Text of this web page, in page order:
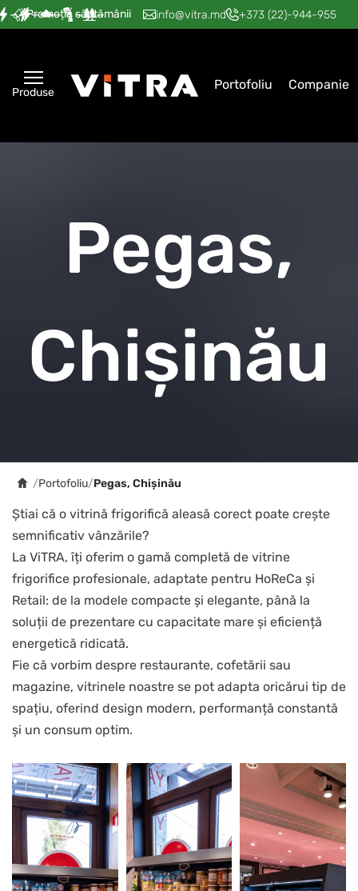
Promoția săptămânii
— — — — — info@vitra.md +373 (22)-944-955
Produse Portofoliu Companie
Pegas,
Chișinău
/Portofoliu/Pegas, Chișinău
Știai că o vitrină frigorifică aleasă corect poate crește
semnificativ vânzările?
La ViTRA, îți oferim o gamă completă de vitrine
frigorifice profesionale, adaptate pentru HoReCa și
Retail: de la modele compacte și elegante, până la
soluții de prezentare cu capacitate mare și eficiență
energetică ridicată.
Fie că vorbim despre restaurante, cofetării sau
magazine, vitrinele noastre se pot adapta oricărui tip de
spațiu, oferind design modern, performanță constantă
și un consum optim.